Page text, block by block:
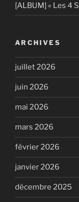
[ALBUM] « Les 4
ARCHIVES
juillet 2026
juin 2026
mai 2026
mars 2026
février 2026
janvier 2026
décembre 2025